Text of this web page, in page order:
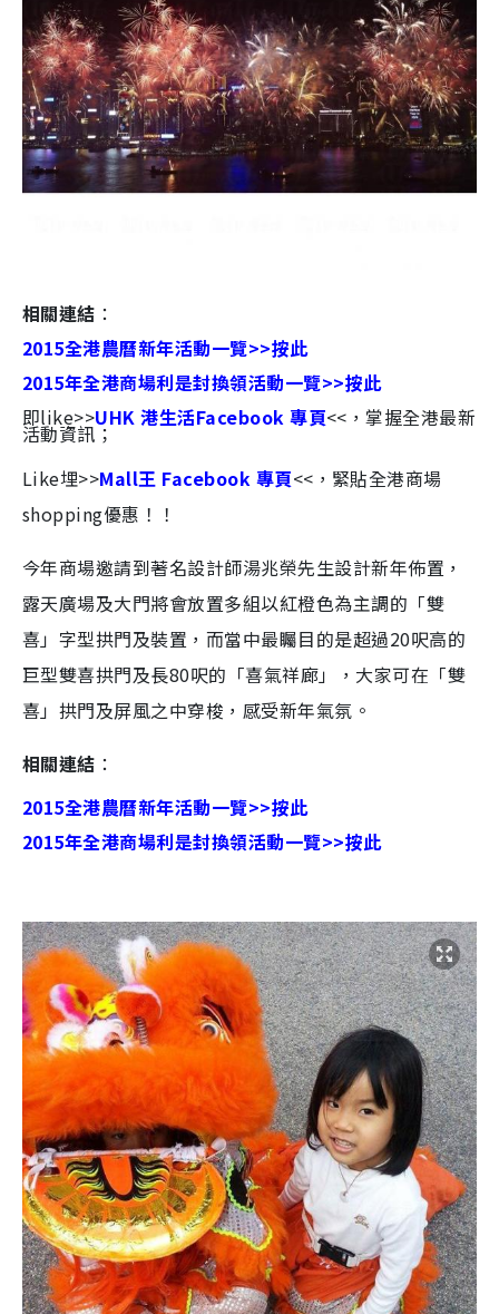
相關連結 ：
2015全港農曆新年活動一覽>>按此
2015年全港商場利是封換領活動一覽>>按此
即like>>UHK 港生活Facebook 專頁<<，掌握全港最新
活動資訊；
Like埋>>Mall王 Facebook 專頁<<，緊貼全港商場
shopping優惠！！
今年商場邀請到著名設計師湯兆榮先生設計新年佈置，
露天廣場及大門將會放置多組以紅橙色為主調的「雙
喜」字型拱門及裝置，而當中最矚目的是超過20呎高的
巨型雙喜拱門及長80呎的「喜氣祥廊」，大家可在「雙
喜」拱門及屏風之中穿梭，感受新年氣氛。
相關連結 ：
2015全港農曆新年活動一覽>>按此
2015年全港商場利是封換領活動一覽>>按此